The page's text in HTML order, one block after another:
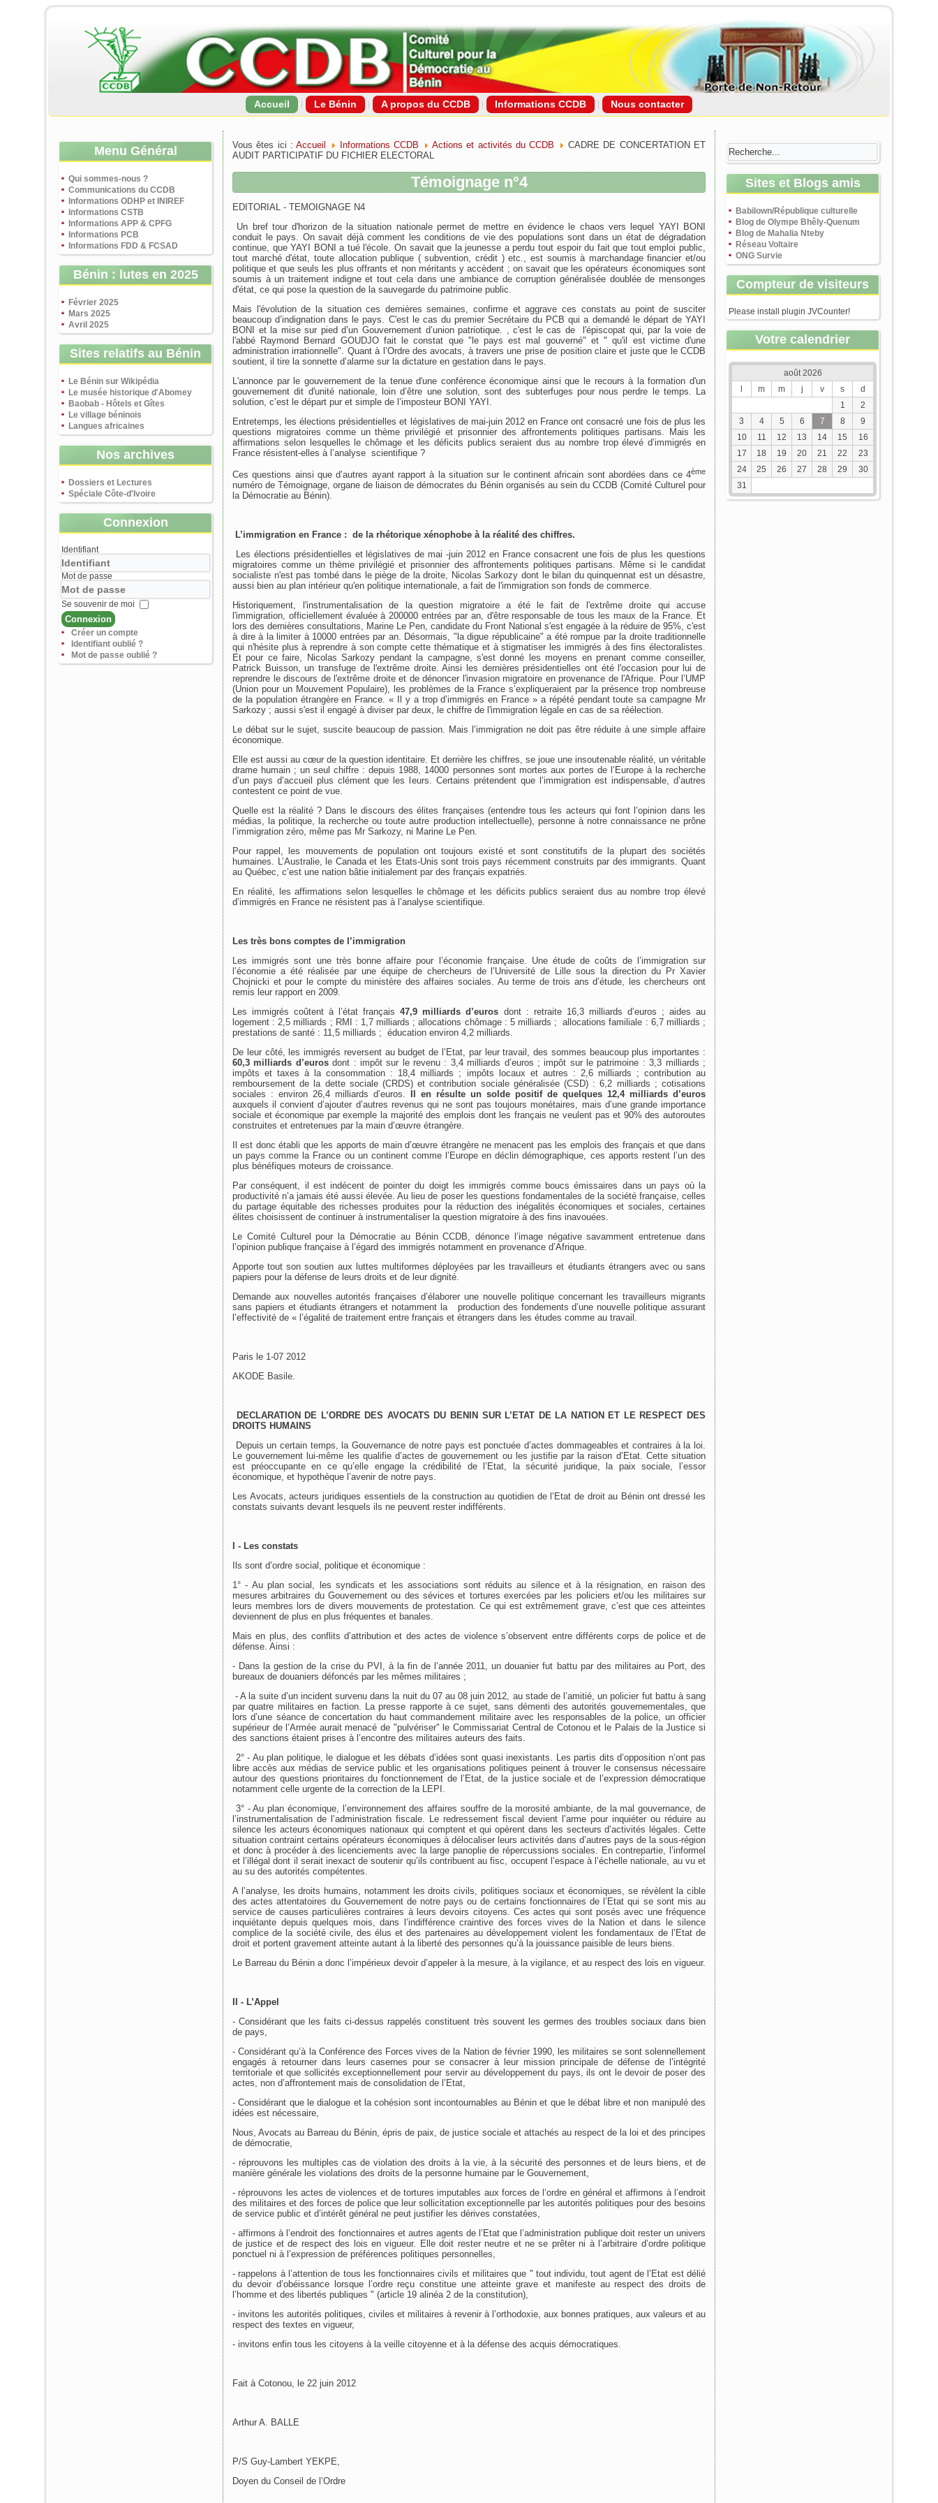
Accueil Le Bénin A propos du CCDB Informations CCDB Nous contacter
Menu Général
Qui sommes-nous ?
Communications du CCDB
Informations ODHP et INIREF
Informations CSTB
Informations APP & CPFG
Informations PCB
Informations FDD & FCSAD
Bénin : lutes en 2025
Février 2025
Mars 2025
Avril 2025
Sites relatifs au Bénin
Le Bénin sur Wikipédia
Le musée historique d'Abomey
Baobab - Hôtels et Gîtes
Le village béninois
Langues africaines
Nos archives
Dossiers et Lectures
Spéciale Côte-d'Ivoire
Connexion
Identifiant
Mot de passe
Se souvenir de moi
Connexion
Créer un compte
Identifiant oublié ?
Mot de passe oublié ?
Vous êtes ici :Accueil Informations CCDB Actions et activités du CCDB
CADRE DE CONCERTATION ET
AUDIT PARTICIPATIF DU FICHIER ELECTORAL
Témoignage n°4
EDITORIAL - TEMOIGNAGE N4
Un bref tour d'horizon de la situation nationale permet de mettre en évidence le chaos vers lequel YAYI BONI
conduit le pays. On savait déjà comment les conditions de vie des populations sont dans un état de dégradation
continue, que YAYI BONI a tué l'école. On savait que la jeunesse a perdu tout espoir du fait que tout emploi public,
tout marché d'état, toute allocation publique ( subvention, crédit ) etc., est soumis à marchandage financier et/ou
politique et que seuls les plus offrants et non méritants y accèdent ; on savait que les opérateurs économiques sont
soumis à un traitement indigne et tout cela dans une ambiance de corruption généralisée doublée de mensonges
d'état, ce qui pose la question de la sauvegarde du patrimoine public.
Mais l'évolution de la situation ces dernières semaines, confirme et aggrave ces constats au point de susciter
beaucoup d’indignation dans le pays. C'est le cas du premier Secrétaire du PCB qui a demandé le départ de YAYI
BONI et la mise sur pied d’un Gouvernement d’union patriotique. , c'est le cas de l'épiscopat qui, par la voie de
l'abbé Raymond Bernard GOUDJO fait le constat que "le pays est mal gouverné" et " qu'il est victime d'une
administration irrationnelle". Quant à l’Ordre des avocats, à travers une prise de position claire et juste que le CCDB
soutient, il tire la sonnette d’alarme sur la dictature en gestation dans le pays.
L'annonce par le gouvernement de la tenue d'une conférence économique ainsi que le recours à la formation d'un
gouvernement dit d'unité nationale, loin d’être une solution, sont des subterfuges pour nous perdre le temps. La
solution, c’est le départ pur et simple de l’imposteur BONI YAYI.
Entretemps, les élections présidentielles et législatives de mai-juin 2012 en France ont consacré une fois de plus les
questions migratoires comme un thème privilégié et prisonnier des affrontements politiques partisans. Mais les
affirmations selon lesquelles le chômage et les déficits publics seraient dus au nombre trop élevé d’immigrés en
France résistent-elles à l’analyse scientifique ?
Ces questions ainsi que d’autres ayant rapport à la situation sur le continent africain sont abordées dans ce 4ème
numéro de Témoignage, organe de liaison de démocrates du Bénin organisés au sein du CCDB (Comité Culturel pour
la Démocratie au Bénin).
L’immigration en France : de la rhétorique xénophobe à la réalité des chiffres.
Les élections présidentielles et législatives de mai -juin 2012 en France consacrent une fois de plus les questions
migratoires comme un thème privilégié et prisonnier des affrontements politiques partisans. Même si le candidat
socialiste n'est pas tombé dans le piège de la droite, Nicolas Sarkozy dont le bilan du quinquennat est un désastre,
aussi bien au plan intérieur qu'en politique internationale, a fait de l'immigration son fonds de commerce.
Historiquement, l'instrumentalisation de la question migratoire a été le fait de l'extrême droite qui accuse
l'immigration, officiellement évaluée à 200000 entrées par an, d'être responsable de tous les maux de la France. Et
lors des dernières consultations, Marine Le Pen, candidate du Front National s'est engagée à la réduire de 95%, c'est
à dire à la limiter à 10000 entrées par an. Désormais, "la digue républicaine" a été rompue par la droite traditionnelle
qui n'hésite plus à reprendre à son compte cette thématique et à stigmatiser les immigrés à des fins électoralistes.
Et pour ce faire, Nicolas Sarkozy pendant la campagne, s'est donné les moyens en prenant comme conseiller,
Patrick Buisson, un transfuge de l'extrême droite. Ainsi les dernières présidentielles ont été l'occasion pour lui de
reprendre le discours de l'extrême droite et de dénoncer l'invasion migratoire en provenance de l'Afrique. Pour l’UMP
(Union pour un Mouvement Populaire), les problèmes de la France s’expliqueraient par la présence trop nombreuse
de la population étrangère en France. « Il y a trop d’immigrés en France » a répété pendant toute sa campagne Mr
Sarkozy ; aussi s'est il engagé à diviser par deux, le chiffre de l'immigration légale en cas de sa réélection.
Le débat sur le sujet, suscite beaucoup de passion. Mais l’immigration ne doit pas être réduite à une simple affaire
économique.
Elle est aussi au cœur de la question identitaire. Et derrière les chiffres, se joue une insoutenable réalité, un véritable
drame humain ; un seul chiffre : depuis 1988, 14000 personnes sont mortes aux portes de l’Europe à la recherche
d’un pays d’accueil plus clément que les leurs. Certains prétendent que l’immigration est indispensable, d’autres
contestent ce point de vue.
Quelle est la réalité ? Dans le discours des élites françaises (entendre tous les acteurs qui font l’opinion dans les
médias, la politique, la recherche ou toute autre production intellectuelle), personne à notre connaissance ne prône
l’immigration zéro, même pas Mr Sarkozy, ni Marine Le Pen.
Pour rappel, les mouvements de population ont toujours existé et sont constitutifs de la plupart des sociétés
humaines. L’Australie, le Canada et les Etats-Unis sont trois pays récemment construits par des immigrants. Quant
au Québec, c’est une nation bâtie initialement par des français expatriés.
En réalité, les affirmations selon lesquelles le chômage et les déficits publics seraient dus au nombre trop élevé
d’immigrés en France ne résistent pas à l’analyse scientifique.
Les très bons comptes de l’immigration
Les immigrés sont une très bonne affaire pour l’économie française. Une étude de coûts de l’immigration sur
l’économie a été réalisée par une équipe de chercheurs de l’Université de Lille sous la direction du Pr Xavier
Chojnicki et pour le compte du ministère des affaires sociales. Au terme de trois ans d’étude, les chercheurs ont
remis leur rapport en 2009.
Les immigrés coûtent à l’état français47,9 milliards d’euros dont : retraite 16,3 milliards d’euros ; aides au
logement : 2,5 milliards ; RMI : 1,7 milliards ; allocations chômage : 5 milliards ; allocations familiale : 6,7 milliards ;
prestations de santé : 11,5 milliards ; éducation environ 4,2 milliards.
De leur côté, les immigrés reversent au budget de l’Etat, par leur travail, des sommes beaucoup plus importantes :
60,3 milliards d’eurosdont : impôt sur le revenu : 3,4 milliards d’euros ; impôt sur le patrimoine : 3,3 milliards ;
impôts et taxes à la consommation : 18,4 milliards ; impôts locaux et autres : 2,6 milliards ; contribution au
remboursement de la dette sociale (CRDS) et contribution sociale généralisée (CSD) : 6,2 milliards ; cotisations
sociales : environ 26,4 milliards d’euros.
Il en résulte un solde positif de quelques 12,4 milliards d’euros
auxquels il convient d’ajouter d’autres revenus qui ne sont pas toujours monétaires, mais d’une grande importance
sociale et économique par exemple la majorité des emplois dont les français ne veulent pas et 90% des autoroutes
construites et entretenues par la main d’œuvre étrangère.
Il est donc établi que les apports de main d’œuvre étrangère ne menacent pas les emplois des français et que dans
un pays comme la France ou un continent comme l’Europe en déclin démographique, ces apports restent l’un des
plus bénéfiques moteurs de croissance.
Par conséquent, il est indécent de pointer du doigt les immigrés comme boucs émissaires dans un pays où la
productivité n’a jamais été aussi élevée. Au lieu de poser les questions fondamentales de la société française, celles
du partage équitable des richesses produites pour la réduction des inégalités économiques et sociales, certaines
élites choisissent de continuer à instrumentaliser la question migratoire à des fins inavouées.
Le Comité Culturel pour la Démocratie au Bénin CCDB, dénonce l’image négative savamment entretenue dans
l’opinion publique française à l’égard des immigrés notamment en provenance d’Afrique.
Apporte tout son soutien aux luttes multiformes déployées par les travailleurs et étudiants étrangers avec ou sans
papiers pour la défense de leurs droits et de leur dignité.
Demande aux nouvelles autorités françaises d’élaborer une nouvelle politique concernant les travailleurs migrants
sans papiers et étudiants étrangers et notamment la production des fondements d’une nouvelle politique assurant
l’effectivité de « l’égalité de traitement entre français et étrangers dans les études comme au travail.
Paris le 1-07 2012
AKODE Basile.
DECLARATION DE L’ORDRE DES AVOCATS DU BENIN SUR L’ETAT DE LA NATION ET LE RESPECT DES
DROITS HUMAINS
Depuis un certain temps, la Gouvernance de notre pays est ponctuée d’actes dommageables et contraires à la loi.
Le gouvernement lui-même les qualifie d’actes de gouvernement ou les justifie par la raison d’Etat. Cette situation
est préoccupante en ce qu’elle engage la crédibilité de l’Etat, la sécurité juridique, la paix sociale, l’essor
économique, et hypothèque l’avenir de notre pays.
Les Avocats, acteurs juridiques essentiels de la construction au quotidien de l’Etat de droit au Bénin ont dressé les
constats suivants devant lesquels ils ne peuvent rester indifférents.
I - Les constats
Ils sont d’ordre social, politique et économique :
1° - Au plan social, les syndicats et les associations sont réduits au silence et à la résignation, en raison des
mesures arbitraires du Gouvernement ou des sévices et tortures exercées par les policiers et/ou les militaires sur
leurs membres lors de divers mouvements de protestation. Ce qui est extrêmement grave, c’est que ces atteintes
deviennent de plus en plus fréquentes et banales.
Mais en plus, des conflits d’attribution et des actes de violence s’observent entre différents corps de police et de
défense. Ainsi :
- Dans la gestion de la crise du PVI, à la fin de l’année 2011, un douanier fut battu par des militaires au Port, des
bureaux de douaniers défoncés par les mêmes militaires ;
- A la suite d’un incident survenu dans la nuit du 07 au 08 juin 2012, au stade de l’amitié, un policier fut battu à sang
par quatre militaires en faction. La presse rapporte à ce sujet, sans démenti des autorités gouvernementales, que
lors d’une séance de concertation du haut commandement militaire avec les responsables de la police, un officier
supérieur de l’Armée aurait menacé de "pulvériser" le Commissariat Central de Cotonou et le Palais de la Justice si
des sanctions étaient prises à l’encontre des militaires auteurs des faits.
2° - Au plan politique, le dialogue et les débats d’idées sont quasi inexistants. Les partis dits d’opposition n’ont pas
libre accès aux médias de service public et les organisations politiques peinent à trouver le consensus nécessaire
autour des questions prioritaires du fonctionnement de l’Etat, de la justice sociale et de l’expression démocratique
notamment celle urgente de la correction de la LEPI.
3° - Au plan économique, l’environnement des affaires souffre de la morosité ambiante, de la mal gouvernance, de
l’instrumentalisation de l’administration fiscale. Le redressement fiscal devient l’arme pour inquiéter ou réduire au
silence les acteurs économiques nationaux qui comptent et qui opèrent dans les secteurs d’activités légales. Cette
situation contraint certains opérateurs économiques à délocaliser leurs activités dans d’autres pays de la sous-région
et donc à procéder à des licenciements avec la large panoplie de répercussions sociales. En contrepartie, l’informel
et l’illégal dont il serait inexact de soutenir qu’ils contribuent au fisc, occupent l’espace à l’échelle nationale, au vu et
au su des autorités compétentes.
A l’analyse, les droits humains, notamment les droits civils, politiques sociaux et économiques, se révèlent la cible
des actes attentatoires du Gouvernement de notre pays ou de certains fonctionnaires de l’Etat qui se sont mis au
service de causes particulières contraires à leurs devoirs citoyens. Ces actes qui sont posés avec une fréquence
inquiétante depuis quelques mois, dans l’indifférence craintive des forces vives de la Nation et dans le silence
complice de la société civile, des élus et des partenaires au développement violent les fondamentaux de l’Etat de
droit et portent gravement atteinte autant à la liberté des personnes qu’à la jouissance paisible de leurs biens.
Le Barreau du Bénin a donc l’impérieux devoir d’appeler à la mesure, à la vigilance, et au respect des lois en vigueur.
II - L’Appel
- Considérant que les faits ci-dessus rappelés constituent très souvent les germes des troubles sociaux dans bien
de pays,
- Considérant qu’à la Conférence des Forces vives de la Nation de février 1990, les militaires se sont solennellement
engagés à retourner dans leurs casernes pour se consacrer à leur mission principale de défense de l’intégrité
territoriale et que sollicités exceptionnellement pour servir au développement du pays, ils ont le devoir de poser des
actes, non d’affrontement mais de consolidation de l’Etat,
- Considérant que le dialogue et la cohésion sont incontournables au Bénin et que le débat libre et non manipulé des
idées est nécessaire,
Nous, Avocats au Barreau du Bénin, épris de paix, de justice sociale et attachés au respect de la loi et des principes
de démocratie,
- réprouvons les multiples cas de violation des droits à la vie, à la sécurité des personnes et de leurs biens, et de
manière générale les violations des droits de la personne humaine par le Gouvernement,
- réprouvons les actes de violences et de tortures imputables aux forces de l’ordre en général et affirmons à l’endroit
des militaires et des forces de police que leur sollicitation exceptionnelle par les autorités politiques pour des besoins
de service public et d’intérêt général ne peut justifier les dérives constatées,
- affirmons à l’endroit des fonctionnaires et autres agents de l’Etat que l’administration publique doit rester un univers
de justice et de respect des lois en vigueur. Elle doit rester neutre et ne se prêter ni à l’arbitraire d’ordre politique
ponctuel ni à l’expression de préférences politiques personnelles,
- rappelons à l’attention de tous les fonctionnaires civils et militaires que " tout individu, tout agent de l’Etat est délié
du devoir d’obéissance lorsque l’ordre reçu constitue une atteinte grave et manifeste au respect des droits de
l’homme et des libertés publiques " (article 19 alinéa 2 de la constitution),
- invitons les autorités politiques, civiles et militaires à revenir à l’orthodoxie, aux bonnes pratiques, aux valeurs et au
respect des textes en vigueur,
- invitons enfin tous les citoyens à la veille citoyenne et à la défense des acquis démocratiques.
Fait à Cotonou, le 22 juin 2012
Arthur A. BALLE
P/S Guy-Lambert YEKPE,
Doyen du Conseil de l’Ordre
Sites et Blogs amis
Babilown/République culturelle
Blog de Olympe Bhêly-Quenum
Blog de Mahalia Nteby
Réseau Voltaire
ONG Survie
Compteur de visiteurs
Please install plugin JVCounter!
Votre calendrier
août 2026
m m j v s
d
1
2
3
4 5 6 7 8
9
10
11 12 13 14 15
16
17
18 19 20 21 22
23
24
25 26 27 28 29
30
31